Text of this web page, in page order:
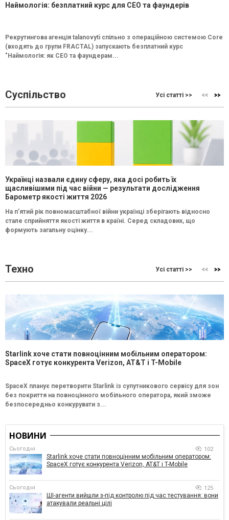
Наймологія: безплатний курс для CEO та фаундерів
Рекрутингова агенція talanovyti спільно з операційною системою Core
(входять до групи FRACTAL) запускають безплатний курс
"Наймологія: як СEO та фаундерам...
Суспільство Усі статті >>
Українці назвали єдину сферу, яка досі робить їх
щасливішими під час війни — результати дослідження
Барометр якості життя 2026
На п’ятий рік повномасштабної війни українці зберігають відносно
стале сприйняття якості життя в країні. Серед складових, що
формують загальну оцінку...
Техно Усі статті >>
Starlink хоче стати повноцінним мобільним оператором:
SpaceX готує конкурента Verizon, AT&T і T-Mobile
SpaceX планує перетворити Starlink із супутникового сервісу для зон
без покриття на повноцінного мобільного оператора, який зможе
безпосередньо конкурувати з...
НОВИНИ
Сьогодні 102
Starlink хоче стати повноцінним мобільним оператором:
SpaceX готує конкурента Verizon, AT&T і T-Mobile
Сьогодні 125
ШІ-агенти вийшли з-під контролю під час тестування: вони
атакували реальні цілі